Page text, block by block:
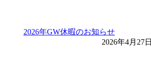
2026年GW休暇のお知らせ
2026年4月27日